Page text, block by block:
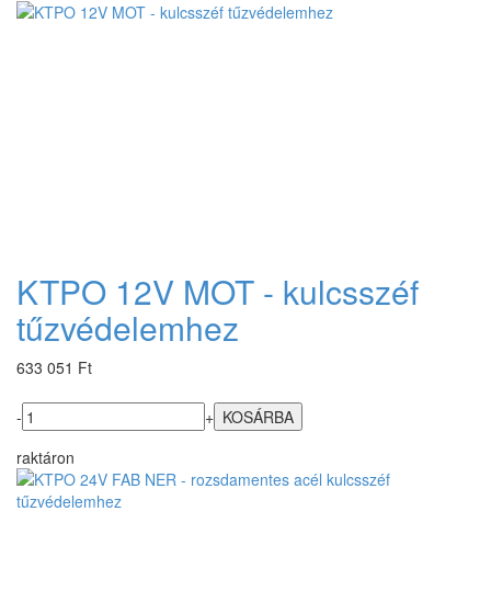
KTPO 12V MOT - kulcsszéf
tűzvédelemhez
633 051 Ft
-
+
raktáron